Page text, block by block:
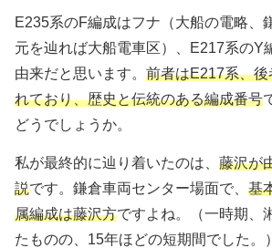
E235系のF編成はフナ（大船の電略、
元を辿れば大船電車区）、E217系のY
由来だと思います。 前者はE217系、
れており、歴史と伝統のある編成番号
どうでしょうか。
私が最終的に辿り着いたのは、 藤沢が
説です。鎌倉車両センター場面で、 基
属編成は藤沢方ですよね。（一時期、
たものの、15年ほどの短期間でした。）